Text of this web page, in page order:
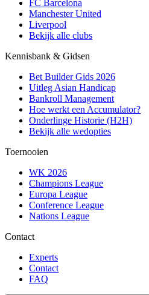
FC Barcelona
Manchester United
Liverpool
Bekijk alle clubs
Kennisbank & Gidsen
Bet Builder Gids 2026
Uitleg Asian Handicap
Bankroll Management
Hoe werkt een Accumulator?
Onderlinge Historie (H2H)
Bekijk alle wedopties
Toernooien
WK 2026
Champions League
Europa League
Conference League
Nations League
Contact
Experts
Contact
FAQ